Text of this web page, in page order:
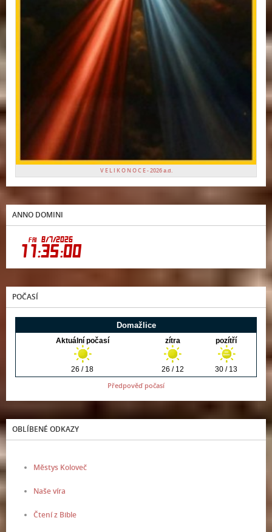
V E L I K O N O C E - 2026 a.d.
ANNO DOMINI
POČASÍ
Předpověď počasí
OBLÍBENÉ ODKAZY
Městys Koloveč
Naše víra
Čtení z Bible